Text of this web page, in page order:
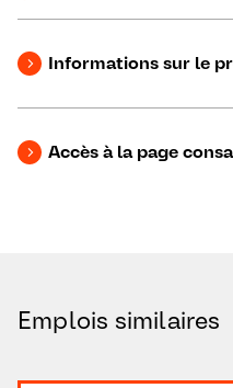
Informations sur le
Accès à la page
Emplois similaires